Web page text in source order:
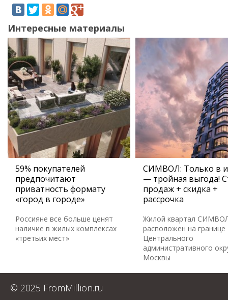
Интересные материалы
59% покупателей
предпочитают
приватность формату
«город в городе»
Россияне все больше ценят
наличие в жилых комплексах
«третьих мест»
СИМВОЛ: Только в
— тройная выгода!
продаж + скидка +
рассрочка
Жилой квартал
расположен на границе
Центрального
административного
Москвы
© 2025 FromMillion.ru